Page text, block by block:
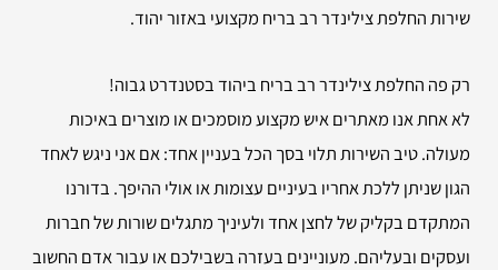
שירות החלפת צילינדר רב בריח מקצועי באזור יהוד.
רק פה החלפת צילינדר רב בריח ביהוד בסטנדרט גבוה!
לא אחת אנו מאתרים איש מקצוע מוסמכים או מוצרים באיכות
מעולה. טיב השירות תלוי בסך הכל בעניין אחד: אם אני ניגש לאחד
הגון שניתן ללכת אחריו בעיניים עצומות או אולי ההיפך. בדורנו
המתקדם בקליק של לחצן אחד ולעיניך מתגלים שורות של חברות
ועסקים ובעליהם. מעוניינים בעזרה בשבילכם או עבור אדם החשוב